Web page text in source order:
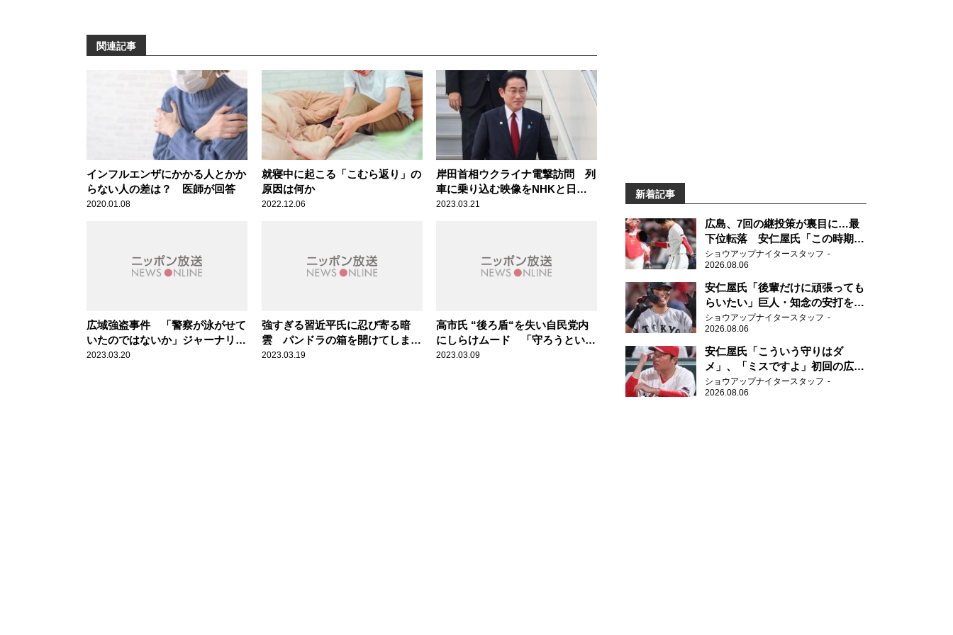
関連記事
インフルエンザにかかる人とかか
らない人の差は？ 医師が回答
2020.01.08
就寝中に起こる「こむら返り」の
原因は何か
2022.12.06
岸田首相ウクライナ電撃訪問 列
車に乗り込む映像をNHKと日テ
レが撮れたのは「意図的なリー
2023.03.21
広域強盗事件 「警察が泳がせて
いたのではないか」ジャーナリス
トが解説
2023.03.20
強すぎる習近平氏に忍び寄る暗
雲 パンドラの箱を開けてしまっ
た「白紙革命」
2023.03.19
高市氏 “後ろ盾“を失い自民党内
にしらけムード 「守ろうという
機運乏しい」
2023.03.09
新着記事
広島、7回の継投策が裏目に…最
下位転落 安仁屋氏「この時期に
来て勉強はない」
ショウアップナイタースタッフ
2026.08.06
安仁屋氏「後輩だけに頑張っても
らいたい」巨人・知念の安打を喜
ぶ
ショウアップナイタースタッフ
2026.08.06
安仁屋氏「こういう守りはダ
メ」、「ミスですよ」初回の広島
の守備に苦言
ショウアップナイタースタッフ
2026.08.06